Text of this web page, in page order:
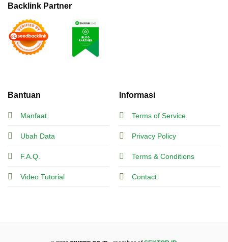
Bantuan
Manfaat
Ubah Data
F.A.Q.
Video Tutorial
Informasi
Terms of Service
Privacy Policy
Terms & Conditions
Contact
Backlink Partner